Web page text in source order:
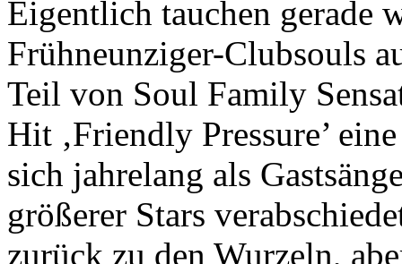
Eigentlich tauchen gerade
Frühneunziger-Clubsouls
Teil von Soul Family
Hit ‚Friendly Pressure’
sich jahrelang als
größerer Stars
zurück zu den Wurzeln,